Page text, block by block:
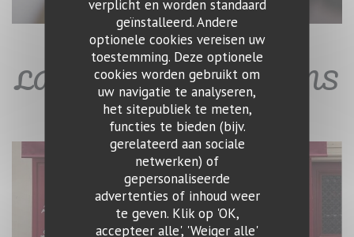
verplicht en worden standaard
geïnstalleerd. Andere
optionele cookies vereisen uw
toestemming. Deze optionele
cookies worden gebruikt om
uw navigatie te analyseren,
het sitepubliek te meten,
functies te bieden (bijv.
gerelateerd aan sociale
netwerken) of
gepersonaliseerde
advertenties of inhoud weer
te geven. Klik op 'OK,
accepteer alle', 'Weiger alle'
LA CAVE - BAR À VINS